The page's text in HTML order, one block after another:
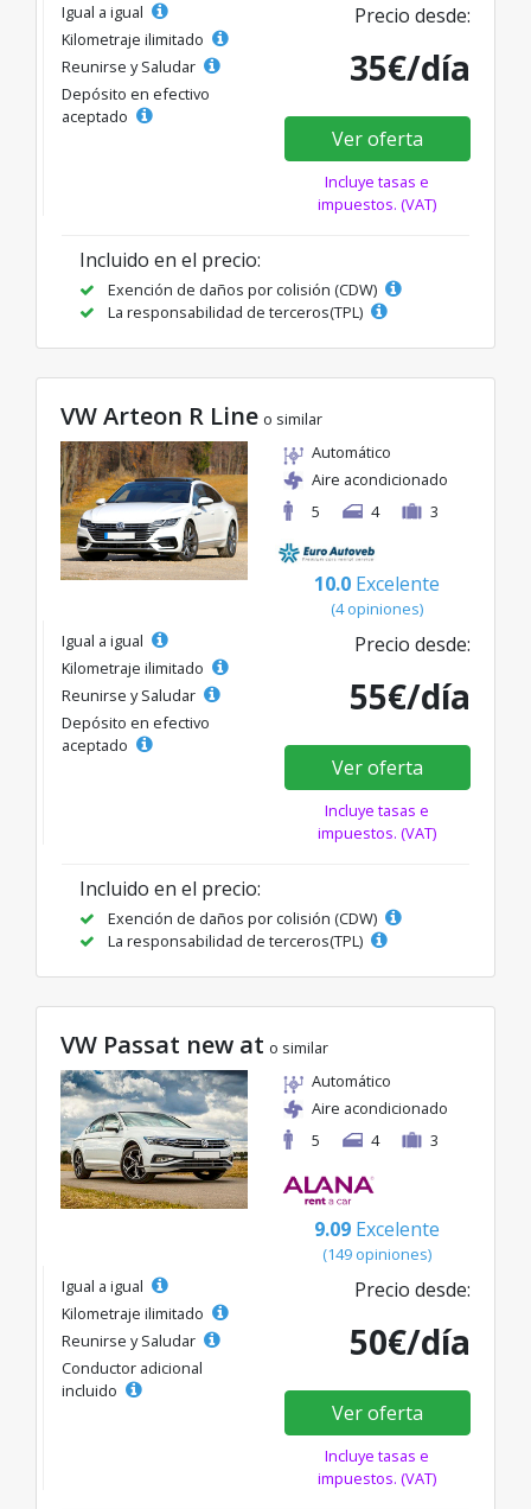
Igual a igual
Kilometraje ilimitado
Reunirse y Saludar
Depósito en efectivo
aceptado
Precio desde:
35€/día
Ver oferta
Incluye tasas e
impuestos. (VAT)
Incluido en el precio:
Exención de daños por colisión (CDW)
La responsabilidad de terceros(TPL)
VW Arteon R Line o similar
Automático
Aire acondicionado
5
4 3
10.0 Excelente
(4 opiniones)
Igual a igual
Kilometraje ilimitado
Reunirse y Saludar
Depósito en efectivo
aceptado
Precio desde:
55€/día
Ver oferta
Incluye tasas e
impuestos. (VAT)
Incluido en el precio:
Exención de daños por colisión (CDW)
La responsabilidad de terceros(TPL)
VW Passat new at o similar
Automático
Aire acondicionado
5
4 3
9.09 Excelente
(149 opiniones)
Igual a igual
Kilometraje ilimitado
Reunirse y Saludar
Conductor adicional
incluido
Precio desde:
50€/día
Ver oferta
Incluye tasas e
impuestos. (VAT)